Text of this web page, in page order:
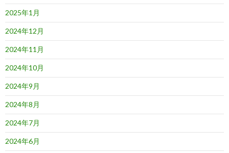
2025年1月
2024年12月
2024年11月
2024年10月
2024年9月
2024年8月
2024年7月
2024年6月